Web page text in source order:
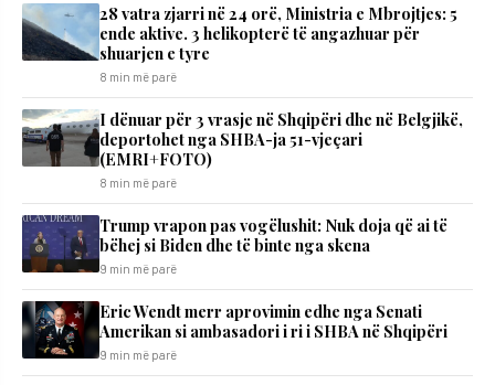
28 vatra zjarri në 24 orë, Ministria e Mbrojtjes: 5
ende aktive. 3 helikopterë të angazhuar për
shuarjen e tyre
8 min më parë
I dënuar për 3 vrasje në Shqipëri dhe në Belgjikë,
deportohet nga SHBA-ja 51-vjeçari
(EMRI+FOTO)
8 min më parë
Trump vrapon pas vogëlushit: Nuk doja që ai të
bëhej si Biden dhe të binte nga skena
9 min më parë
Eric Wendt merr aprovimin edhe nga Senati
Amerikan si ambasadori i ri i SHBA në Shqipëri
9 min më parë